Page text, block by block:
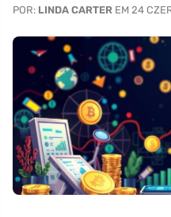
POR: LINDA CARTER EM 24